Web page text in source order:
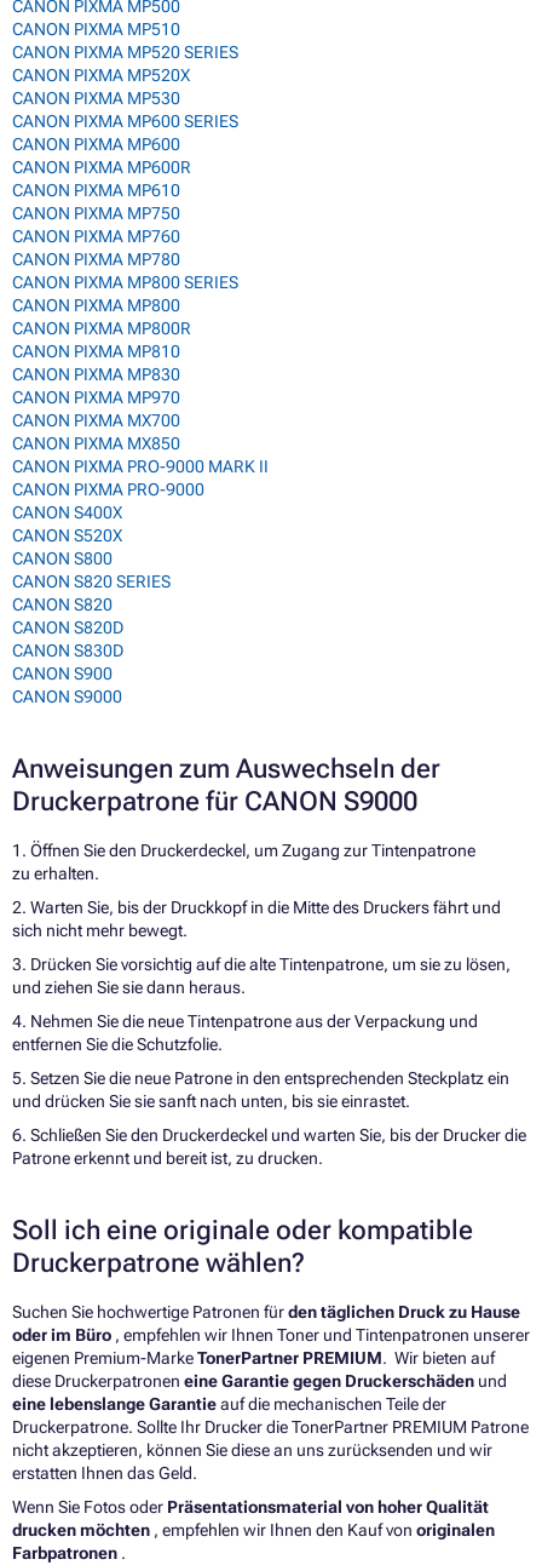
CANON PIXMA MP500
CANON PIXMA MP510
CANON PIXMA MP520 SERIES
CANON PIXMA MP520X
CANON PIXMA MP530
CANON PIXMA MP600 SERIES
CANON PIXMA MP600
CANON PIXMA MP600R
CANON PIXMA MP610
CANON PIXMA MP750
CANON PIXMA MP760
CANON PIXMA MP780
CANON PIXMA MP800 SERIES
CANON PIXMA MP800
CANON PIXMA MP800R
CANON PIXMA MP810
CANON PIXMA MP830
CANON PIXMA MP970
CANON PIXMA MX700
CANON PIXMA MX850
CANON PIXMA PRO-9000 MARK II
CANON PIXMA PRO-9000
CANON S400X
CANON S520X
CANON S800
CANON S820 SERIES
CANON S820
CANON S820D
CANON S830D
CANON S900
CANON S9000
Anweisungen zum Auswechseln der
Druckerpatrone für CANON S9000
1. Öffnen Sie den Druckerdeckel, um Zugang zur Tintenpatrone
zu erhalten.
2. Warten Sie, bis der Druckkopf in die Mitte des Druckers fährt und
sich nicht mehr bewegt.
3. Drücken Sie vorsichtig auf die alte Tintenpatrone, um sie zu lösen,
und ziehen Sie sie dann heraus.
4. Nehmen Sie die neue Tintenpatrone aus der Verpackung und
entfernen Sie die Schutzfolie.
5. Setzen Sie die neue Patrone in den entsprechenden Steckplatz ein
und drücken Sie sie sanft nach unten, bis sie einrastet.
6. Schließen Sie den Druckerdeckel und warten Sie, bis der Drucker die
Patrone erkennt und bereit ist, zu drucken.
Soll ich eine originale oder kompatible
Druckerpatrone wählen?
Suchen Sie hochwertige Patronen fürden täglichen Druck zu Hause
oder im Büro , empfehlen wir Ihnen Toner und Tintenpatronen unserer
eigenen Premium-MarkeTonerPartner PREMIUM. Wir bieten auf
diese Druckerpatronen eine Garantie gegen Druckerschäden und
eine lebenslange Garantieauf die mechanischen Teile der
Druckerpatrone. Sollte Ihr Drucker die TonerPartner PREMIUM Patrone
nicht akzeptieren, können Sie diese an uns zurücksenden und wir
erstatten Ihnen das Geld.
Wenn Sie Fotos oder Präsentationsmaterial von hoher Qualität
drucken möchten , empfehlen wir Ihnen den Kauf von originalen
Farbpatronen .